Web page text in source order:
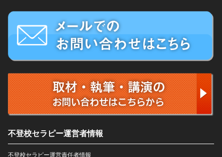
不登校セラピー運営者情報
不登校セラピー運営責任者情報